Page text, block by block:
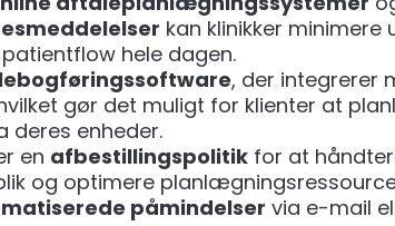
kan klinikker minimere
hele dagen.
, der integrerer
gør det muligt for klienter at
deres enheder.
en afbestillingspolitik for at
og optimere
påmindelser via e-mail